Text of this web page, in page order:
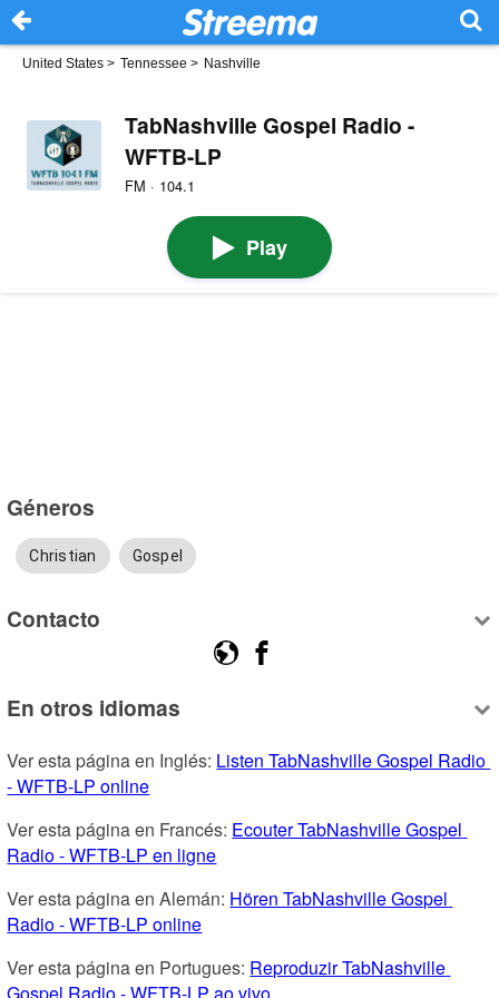
United States > Tennessee > Nashville
TabNashville Gospel Radio -
WFTB-LP
FM · 104.1
Play
Géneros
Christian Gospel
Contacto
En otros idiomas
Ver esta página en Inglés: Listen TabNashville Gospel Radio
- WFTB-LP online
Ver esta página en Francés: Ecouter TabNashville Gospel
Radio - WFTB-LP en ligne
Ver esta página en Alemán: Hören TabNashville Gospel
Radio - WFTB-LP online
Ver esta página en Portugues: Reproduzir TabNashville
Gospel Radio - WFTB-LP ao vivo